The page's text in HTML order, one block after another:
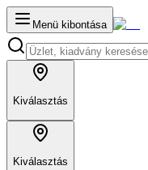
Menü kibontása
Kiválasztás
Kiválasztás